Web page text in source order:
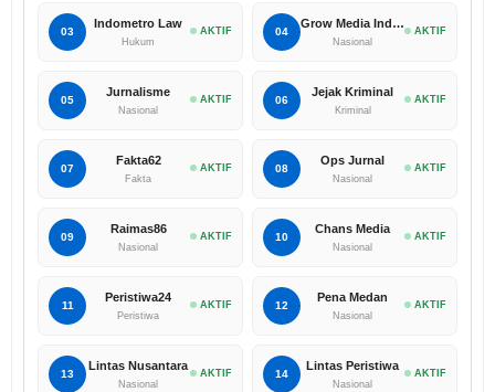
03
Indometro Law
Hukum
AKTIF 04
Grow Media Indonesia
Nasional
AKTIF
05
Jurnalisme
Nasional
AKTIF 06
Jejak Kriminal
Kriminal
AKTIF
07
Fakta62
Fakta
AKTIF 08
Ops Jurnal
Nasional
AKTIF
09
Raimas86
Nasional
AKTIF 10
Chans Media
Nasional
AKTIF
11
Peristiwa24
Peristiwa
AKTIF 12
Pena Medan
Nasional
AKTIF
13
Lintas Nusantara
Nasional
AKTIF 14
Lintas Peristiwa
Nasional
AKTIF